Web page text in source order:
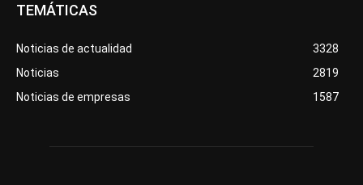
TEMÁTICAS
Noticias de actualidad
3328
Noticias
2819
Noticias de empresas
1587